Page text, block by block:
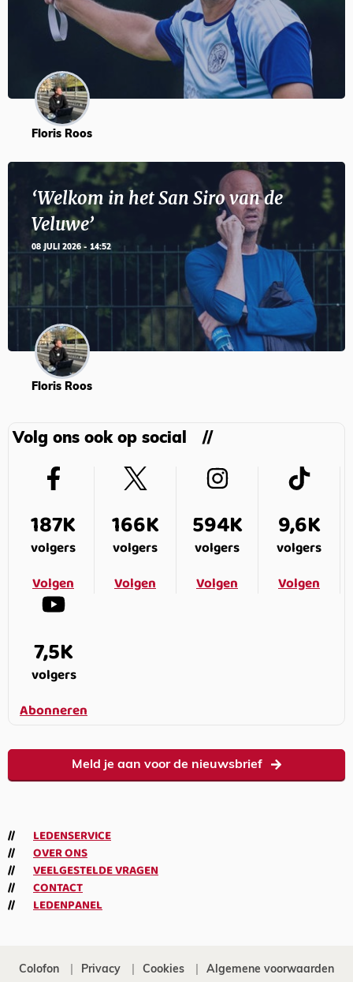
Floris Roos
‘Welkom in het San Siro van de
Veluwe’
08 JULI 2026 - 14:52
Floris Roos
Volg ons ook op social
187K
volgers
Volgen
166K
volgers
Volgen
594K
volgers
Volgen
9,6K
volgers
Volgen
7,5K
volgers
Abonneren
Meld je aan voor de nieuwsbrief
LEDENSERVICE
OVER ONS
VEELGESTELDE VRAGEN
CONTACT
LEDENPANEL
Colofon Privacy Cookies Algemene voorwaarden